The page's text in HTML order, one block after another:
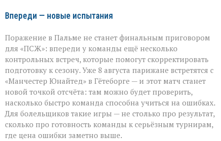
Впереди — новые испытания
Поражение в Пальме не станет финальным приговором
для «ПСЖ»: впереди у команды ещё несколько
контрольных встреч, которые помогут скорректировать
подготовку к сезону. Уже 8 августа парижане встретятся с
«Манчестер Юнайтед» в Гётеборге — и этот матч станет
новой точкой отсчёта: там можно будет проверить,
насколько быстро команда способна учиться на ошибках.
Для болельщиков такие игры — не столько про результат,
сколько про готовность команды к серьёзным турнирам,
где цена ошибки заметно выше.